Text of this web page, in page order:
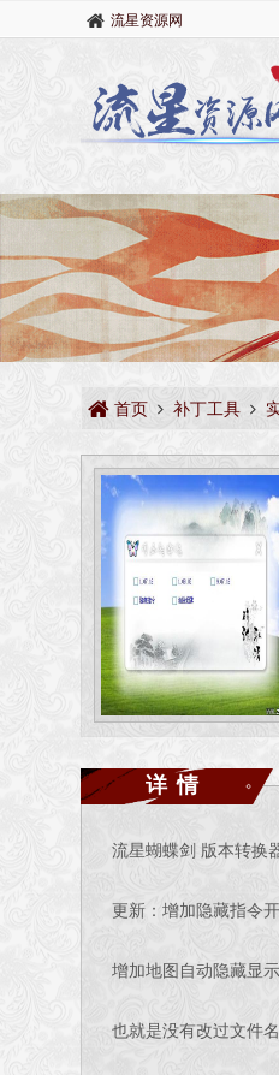
流星资源网
首页 补丁工具
详情
流星蝴蝶剑 版本转换
更新：增加隐藏指令
增加地图自动隐藏显
也就是没有改过文件